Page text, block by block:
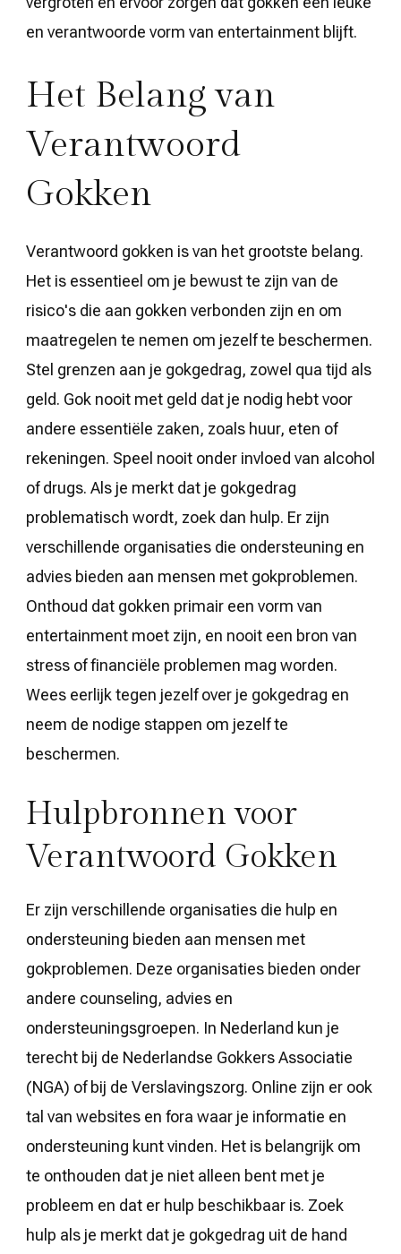
en verantwoorde vorm van entertainment blijft.
Het Belang van
Verantwoord
Gokken
Verantwoord gokken is van het grootste belang.
Het is essentieel om je bewust te zijn van de
risico's die aan gokken verbonden zijn en om
maatregelen te nemen om jezelf te beschermen.
Stel grenzen aan je gokgedrag, zowel qua tijd als
geld. Gok nooit met geld dat je nodig hebt voor
andere essentiële zaken, zoals huur, eten of
rekeningen. Speel nooit onder invloed van alcohol
of drugs. Als je merkt dat je gokgedrag
problematisch wordt, zoek dan hulp. Er zijn
verschillende organisaties die ondersteuning en
advies bieden aan mensen met gokproblemen.
Onthoud dat gokken primair een vorm van
entertainment moet zijn, en nooit een bron van
stress of financiële problemen mag worden.
Wees eerlijk tegen jezelf over je gokgedrag en
neem de nodige stappen om jezelf te
beschermen.
Hulpbronnen voor
Verantwoord Gokken
Er zijn verschillende organisaties die hulp en
ondersteuning bieden aan mensen met
gokproblemen. Deze organisaties bieden onder
andere counseling, advies en
ondersteuningsgroepen. In Nederland kun je
terecht bij de Nederlandse Gokkers Associatie
(NGA) of bij de Verslavingszorg. Online zijn er ook
tal van websites en fora waar je informatie en
ondersteuning kunt vinden. Het is belangrijk om
te onthouden dat je niet alleen bent met je
probleem en dat er hulp beschikbaar is. Zoek
hulp als je merkt dat je gokgedrag uit de hand